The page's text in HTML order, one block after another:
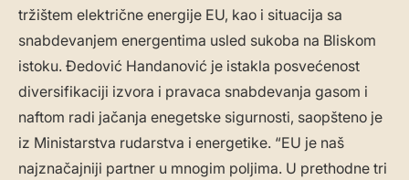
tržištem električne energije EU, kao i situacija sa
snabdevanjem energentima usled sukoba na Bliskom
istoku. Đedović Handanović je istakla posvećenost
diversifikaciji izvora i pravaca snabdevanja gasom i
naftom radi jačanja enegetske sigurnosti, saopšteno je
iz Ministarstva rudarstva i energetike. “EU je naš
najznačajniji partner u mnogim poljima. U prethodne tri